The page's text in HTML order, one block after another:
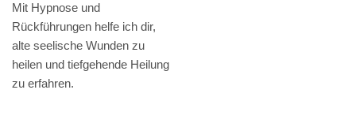
Mit Hypnose und
Rückführungen helfe ich dir,
alte seelische Wunden zu
heilen und tiefgehende Heilung
zu erfahren.